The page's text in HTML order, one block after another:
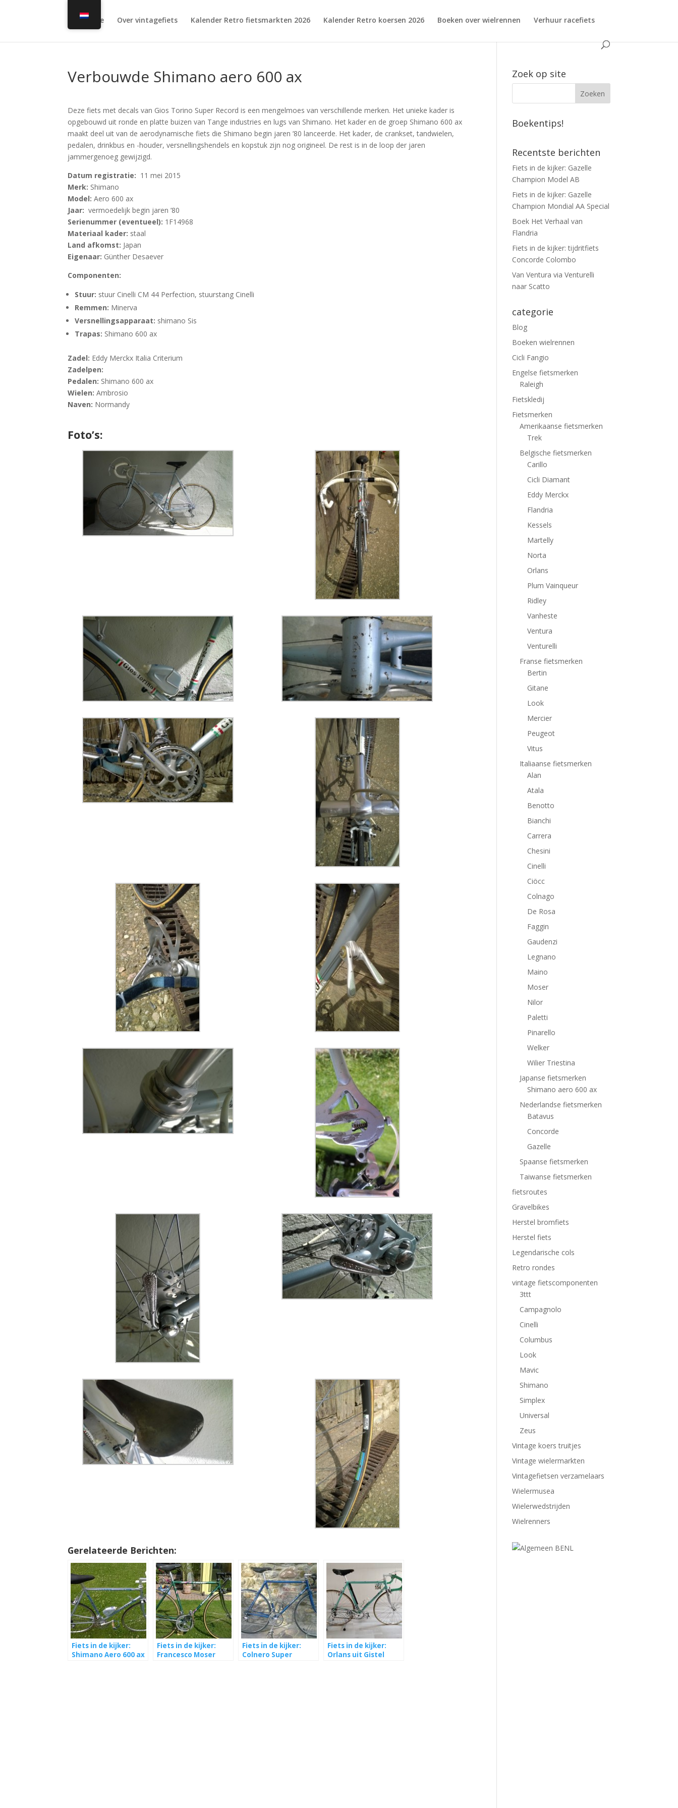
Home Over vintagefiets Kalender Retro fietsmarkten 2026 Kalender Retro koersen 2026 Boeken over wielrennen Verhuur racefiets
Verbouwde Shimano aero 600 ax
Deze fiets met decals van Gios Torino Super Record is een mengelmoes van verschillende merken. Het unieke kader is
opgebouwd uit ronde en platte buizen van Tange industries en lugs van Shimano. Het kader en de groep Shimano 600 ax
maakt deel uit van de aerodynamische fiets die Shimano begin jaren ’80 lanceerde. Het kader, de crankset, tandwielen,
pedalen, drinkbus en -houder, versnellingshendels en kopstuk zijn nog origineel. De rest is in de loop der jaren
jammergenoeg gewijzigd.
Datum registratie: 11 mei 2015
Merk: Shimano
Model:Aero 600 ax
Jaar: vermoedelijk begin jaren ’80
Serienummer (eventueel): 1F14968
Materiaal kader: staal
Land afkomst: Japan
Eigenaar: Günther Desaever
Componenten:
Stuur: stuur Cinelli CM 44 Perfection, stuurstang Cinelli
Remmen: Minerva
Versnellingsapparaat: shimano Sis
Trapas: Shimano 600 ax
Zadel: Eddy Merckx Italia Criterium
Zadelpen:
Pedalen: Shimano 600 ax
Wielen:Ambrosio
Naven: Normandy
Foto’s:
Gerelateerde Berichten:
Fiets in de kijker:
Shimano Aero 600 ax
Fiets in de kijker:
Francesco Moser
Fiets in de kijker:
Colnero Super
Fiets in de kijker:
Orlans uit Gistel
Zoek op site
Boekentips!
Recentste berichten
Fiets in de kijker: Gazelle
Champion Model AB
Fiets in de kijker: Gazelle
Champion Mondial AA Special
Boek Het Verhaal van
Flandria
Fiets in de kijker: tijdritfiets
Concorde Colombo
Van Ventura via Venturelli
naar Scatto
categorie
Blog
Boeken wielrennen
Cicli Fangio
Engelse fietsmerken
Raleigh
Fietskledij
Fietsmerken
Amerikaanse fietsmerken
Trek
Belgische fietsmerken
Carillo
Cicli Diamant
Eddy Merckx
Flandria
Kessels
Martelly
Norta
Orlans
Plum Vainqueur
Ridley
Vanheste
Ventura
Venturelli
Franse fietsmerken
Bertin
Gitane
Look
Mercier
Peugeot
Vitus
Italiaanse fietsmerken
Alan
Atala
Benotto
Bianchi
Carrera
Chesini
Cinelli
Ciöcc
Colnago
De Rosa
Faggin
Gaudenzi
Legnano
Maino
Moser
Nilor
Paletti
Pinarello
Welker
Wilier Triestina
Japanse fietsmerken
Shimano aero 600 ax
Nederlandse fietsmerken
Batavus
Concorde
Gazelle
Spaanse fietsmerken
Taiwanse fietsmerken
fietsroutes
Gravelbikes
Herstel bromfiets
Herstel fiets
Legendarische cols
Retro rondes
vintage fietscomponenten
3ttt
Campagnolo
Cinelli
Columbus
Look
Mavic
Shimano
Simplex
Universal
Zeus
Vintage koers truitjes
Vintage wielermarkten
Vintagefietsen verzamelaars
Wielermusea
Wielerwedstrijden
Wielrenners